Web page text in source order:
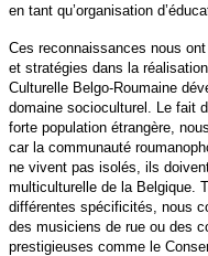
en tant qu’organisation
Ces reconnaissances nous
et stratégies dans la
Culturelle Belgo-Roumaine
domaine socioculturel. Le fait
forte population étrangère,
car la communauté
ne vivent pas isolés, ils
multiculturelle de la Belgique.
différentes spécificités, nous
des musiciens de rue ou des
prestigieuses comme le